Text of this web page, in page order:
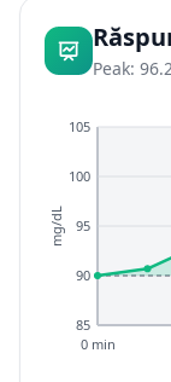
Peak:
85
90
95
100
105
0 min
mg/dL